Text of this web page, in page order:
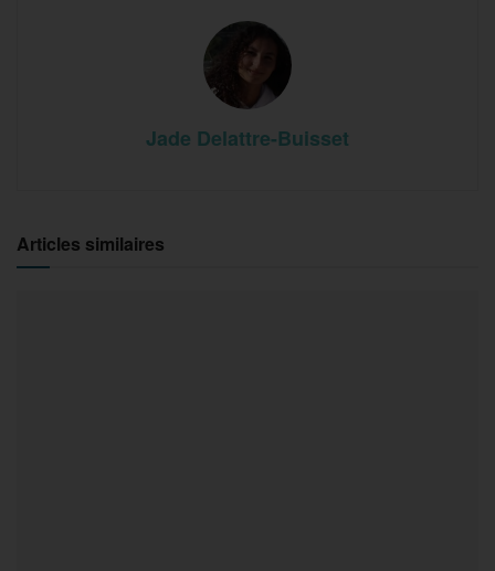
Jade Delattre-Buisset
Articles similaires